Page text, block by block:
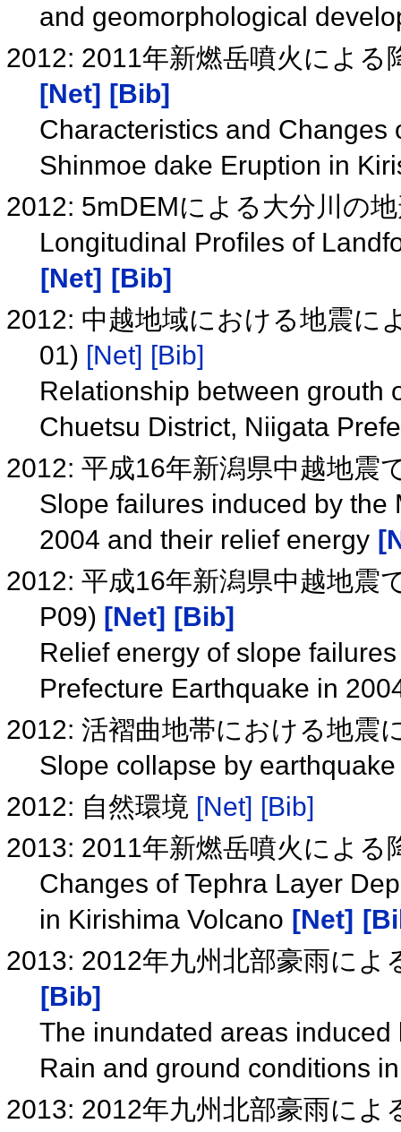
and geomorphological
2012: 2011年新燃岳噴火によ
[Net] [Bib]
Characteristics and Changes
Shinmoe dake Eruption in
2012: 5mDEMによる大分川の
Longitudinal Profiles of
[Net] [Bib]
2012: 中越地域における地震に
01) [Net] [Bib]
Relationship between grouth
Chuetsu District, Niigata
2012: 平成16年新潟県中越地震
Slope failures induced by
2004 and their relief energy
2012: 平成16年新潟県中越地震
P09) [Net] [Bib]
Relief energy of slope
Prefecture Earthquake in
2012: 活褶曲地帯における地震
Slope collapse by
2012: 自然環境 [Net] [Bib]
2013: 2011年新燃岳噴火によ
Changes of Tephra Layer
in Kirishima Volcano [Net]
2013: 2012年九州北部豪雨に
[Bib]
The inundated areas
Rain and ground conditions
2013: 2012年九州北部豪雨に